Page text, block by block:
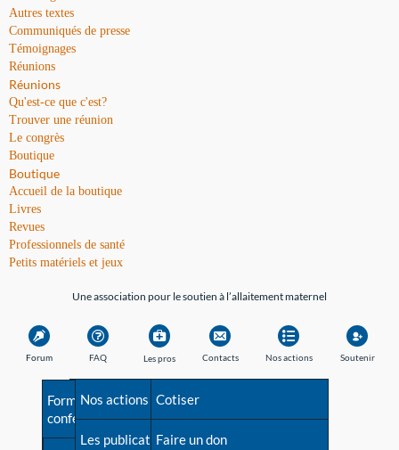
Autres textes
Communiqués de presse
Témoignages
Réunions
Réunions
Qu'est-ce que c'est?
Trouver une réunion
Le congrès
Boutique
Boutique
Accueil de la boutique
Livres
Revues
Professionnels de santé
Petits matériels et jeux
Une association pour le soutien à l’allaitement maternel
Forum FAQ
Avant la naissance
Les débuts
Les pros
Formations et
conférences
Contacts
Besoin d'aide?
Répertoire de tous les
Nos actions
Nos actions
Les publications
Soutenir
Cotiser
Faire un don